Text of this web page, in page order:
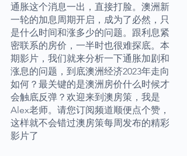
通胀这个消息一出，直接打脸。澳洲新
一轮的加息周期开启，成为了必然，只
是什么时间和涨多少的问题。跟利息紧
密联系的房价，一半时也很难探底。本
期影片，我们就来分析一下通胀加剧和
涨息的问题，到底澳洲经济2023年走向
如何？最关键的是澳洲房价什么时候才
会触底反弹？欢迎来到澳房策，我是
Alex老师。请您订阅频道顺便点个赞，
这样就不会错过澳房策每周发布的精彩
影片了